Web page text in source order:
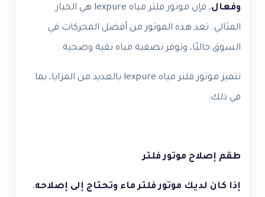
وفعال
، فإن موتور فلتر مياه lexpure هي الخيار
المثالي. تعد هذه الموتور من أفضل المحركات في
السوق حاليًا، وتوفر تصفية مياه نقية وصحية .
تتميز موتور فلتر مياه lexpure بالعديد من المزايا، بما
في ذلك:
طقم إصلاح موتور فلتر
إذا كان لديك موتور فلتر ماء وتحتاج إلى إصلاحه،